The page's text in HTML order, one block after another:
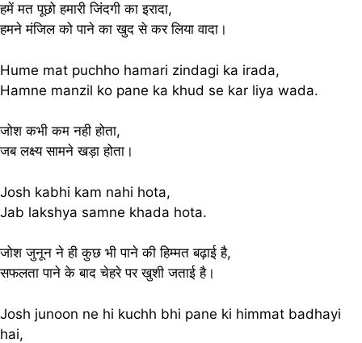
हमें मत पूछो हमारी जिंदगी का इरादा,
हमने मंजिल को पाने का खुद से कर लिया वादा।
Hume mat puchho hamari zindagi ka irada,
Hamne manzil ko pane ka khud se kar liya wada.
जोश कभी कम नही होता,
जब लक्ष्य सामने खड़ा होता।
Josh kabhi kam nahi hota,
Jab lakshya samne khada hota.
जोश जुनून ने ही कुछ भी पाने की हिम्मत बढ़ाई है,
सफलता पाने के बाद चेहरे पर खुशी जताई है।
Josh junoon ne hi kuchh bhi pane ki himmat badhayi
hai,